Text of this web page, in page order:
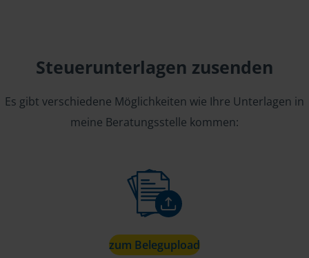
Steuerunterlagen zusenden
Es gibt verschiedene Möglichkeiten wie Ihre Unterlagen in
meine Beratungsstelle kommen:
zum Belegupload